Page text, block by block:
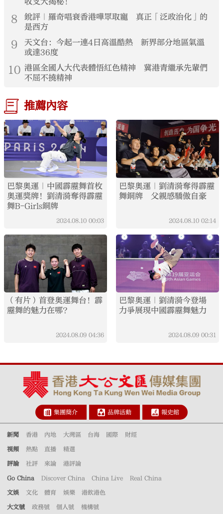
8
銳評｜羅奇唱衰香港嘩眾取寵 真正「泛政治化」的
是西方
9
天文台：今起一連4日高溫酷熱 新界部分地區氣溫
或達36度
10 港區全國人大代表體悟紅色精神 冀港青繼承先輩們
不屈不撓精神
推薦內容
巴黎奧運｜中國霹靂舞首枚
奧運獎牌！劉清漪奪得霹靂
舞B-Girls銅牌
2024.08.10 00:03
巴黎奧運｜劉清漪奪得霹靂
舞銅牌 父親感驕傲自豪
2024.08.10 02:14
（有片）首登奧運舞台！霹
靂舞的魅力在哪？
2024.08.09 04:36
巴黎奧運｜劉清漪今登場
力爭展現中國霹靂舞魅力
2024.08.09 00:31
集團簡介 品牌活動 報史館
新聞 香港 內地 大灣區 台海 國際 財經
視頻 熱點 直播 精選
評論 社評 來論 港評論
Go China Discover China China Live Real China
文娛 文化 體育 娛樂 港飲港色
大文號 政務號 個人號 機構號